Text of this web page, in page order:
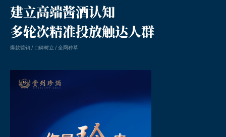
建立高端酱酒认知
多轮次精准投放触达人群
爆款营销 / 口碑树立 / 全网种草